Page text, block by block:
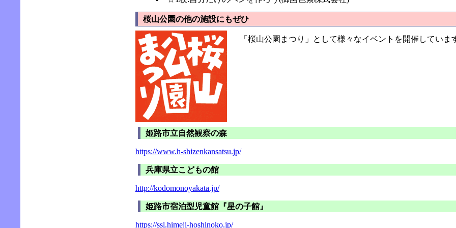
桜山公園の他の施設にもぜひ
「桜山公園まつり」として様々なイベントを開催していま
姫路市立自然観察の森
https://www.h-shizenkansatsu.jp/
兵庫県立こどもの館
http://kodomonoyakata.jp/
姫路市宿泊型児童館『星の子館』
https://ssl.himeji-hoshinoko.jp/